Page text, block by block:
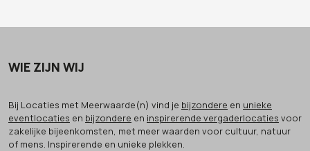
WIE ZIJN WIJ
Bij Locaties met Meerwaarde(n) vind je bijzondere en unieke
eventlocaties en bijzondere en inspirerende vergaderlocaties voor
zakelijke bijeenkomsten, met meer waarden voor cultuur, natuur
of mens. Inspirerende en unieke plekken.